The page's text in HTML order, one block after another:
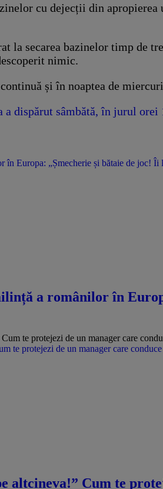
cu dejecții din apropierea
la secarea bazinelor timp de
nimic.
și în noaptea de
dispărut sâmbătă, în jurul orei
Europa: „Șmecherie și bătaie de joc!
a românilor în
te protejezi de un manager care
altcineva!” Cum te